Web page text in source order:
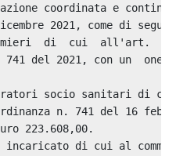
coordinata e
2021, come di
di  cui  all'art.  1,
del 2021, con un  onere
socio sanitari di cui
n. 741 del 16 febbraio
223.608,00.
incaricato di cui al comma